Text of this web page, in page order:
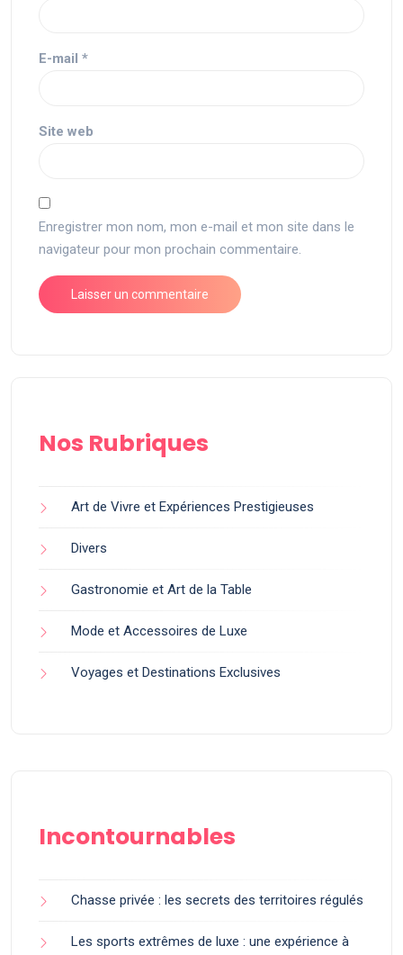
E-mail *
Site web
Enregistrer mon nom, mon e-mail et mon site dans le
navigateur pour mon prochain commentaire.
Nos Rubriques
Art de Vivre et Expériences Prestigieuses
Divers
Gastronomie et Art de la Table
Mode et Accessoires de Luxe
Voyages et Destinations Exclusives
Incontournables
Chasse privée : les secrets des territoires régulés
Les sports extrêmes de luxe : une expérience à